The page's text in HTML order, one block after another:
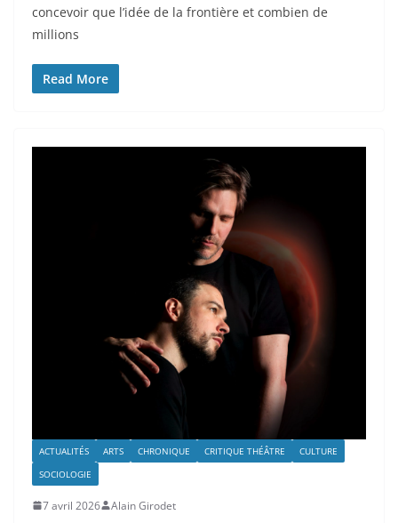
concevoir que l’idée de la frontière et combien de
millions
Read More
ACTUALITÉS ARTS CHRONIQUE CRITIQUE THÉÂTRE
CULTURE
SOCIOLOGIE
7 avril 2026 Alain Girodet